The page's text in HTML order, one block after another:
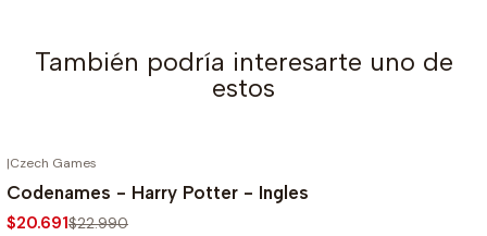
También podría interesarte uno de
estos
-10%
|Czech Games
Codenames - Harry Potter - Ingles
$20.691$22.990